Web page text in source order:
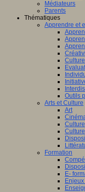
Médiateurs
Parents
Thématiques
Apprendre et
Outils
Arts et Culture
Art
Culture
Formation
E-